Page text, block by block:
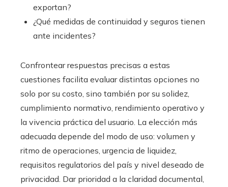
exportan?
¿Qué medidas de continuidad y seguros tienen
ante incidentes?
Confrontear respuestas precisas a estas
cuestiones facilita evaluar distintas opciones no
solo por su costo, sino también por su solidez,
cumplimiento normativo, rendimiento operativo y
la vivencia práctica del usuario. La elección más
adecuada depende del modo de uso: volumen y
ritmo de operaciones, urgencia de liquidez,
requisitos regulatorios del país y nivel deseado de
privacidad. Dar prioridad a la claridad documental,